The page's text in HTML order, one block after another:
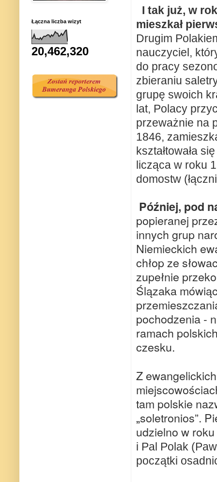
I tak już, w
mieszkał
Drugim
nauczyciel,
do pracy
zbieraniu
grupę swoich
lat, Polacy
przeważnie na
1846,
kształtowała
licząca w roku
domostw
Później, pod
popieranej
innych grup
Niemieckich
chłop ze
zupełnie
Ślązaka
pochodzenia -
ramach
czesku.
Z
tam polskie
„soletronios”.
udzielno w
i Pal Polak
początki
Łączna liczba wizyt
20,462,320